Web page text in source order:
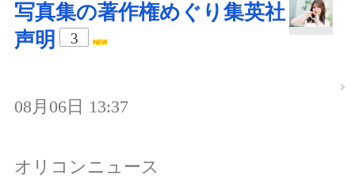
写真集の著作権めぐり集英社
声明
3
08月06日 13:37
オリコンニュース